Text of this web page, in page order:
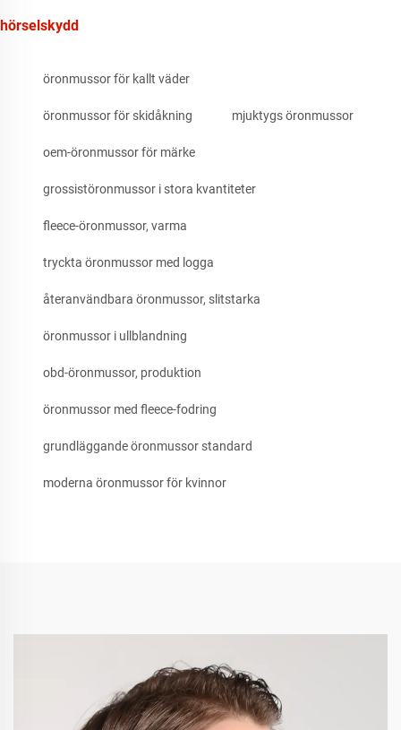
hörselskydd
öronmussor för kallt väder
öronmussor för skidåkning mjuktygs öronmussor
oem-öronmussor för märke
grossistöronmussor i stora kvantiteter
fleece-öronmussor, varma
tryckta öronmussor med logga
återanvändbara öronmussor, slitstarka
öronmussor i ullblandning
obd-öronmussor, produktion
öronmussor med fleece-fodring
grundläggande öronmussor standard
moderna öronmussor för kvinnor